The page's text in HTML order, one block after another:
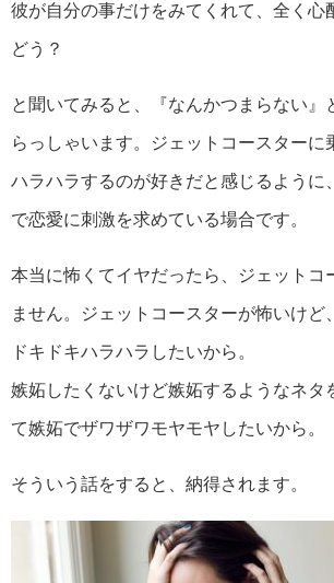
彼が自分の事だけをみてくれて、全く心
どう？
と聞いてみると、『なんかつまらない』
らっしゃいます。ジェットコースターに
ハラハラするのが好きだと感じるように
で恋愛に刺激を求めている場合です。
本当に怖くてイヤだったら、ジェットコ
ません。ジェットコースターが怖いけど
ドキドキハラハラしたいから。
嫉妬したくないけど嫉妬するようなネタ
て嫉妬でザワザワモヤモヤしたいから。
そういう話をすると、納得されます。